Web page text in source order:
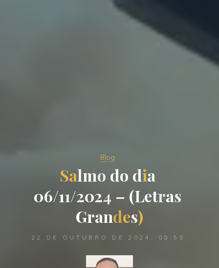
Blog
Salmo do dia
06/11/2024 – (Letras
Grandes)
22 DE OUTUBRO DE 2024, 08:50